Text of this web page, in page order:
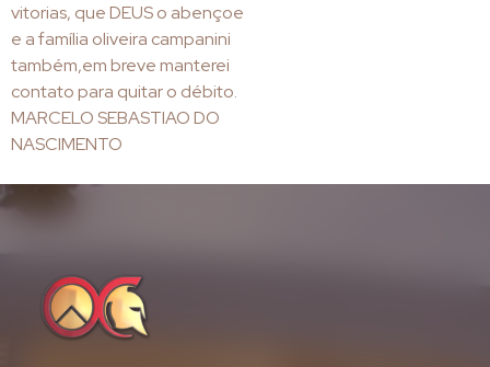
vitorias, que DEUS o abençoe
e a família oliveira campanini
também,em breve manterei
contato para quitar o débito.
MARCELO SEBASTIAO DO
NASCIMENTO